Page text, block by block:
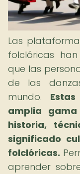
Las
folclóricas
que las
de las
mundo.
amplia
historia,
significado
folclóricas.
aprender